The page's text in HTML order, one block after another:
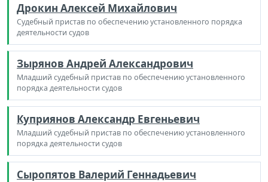
Дрокин Алексей Михайлович
Судебный пристав по обеспечению установленного порядка
деятельности судов
Зырянов Андрей Александрович
Младший судебный пристав по обеспечению установленного
порядка деятельности судов
Куприянов Александр Евгеньевич
Младший судебный пристав по обеспечению установленного
порядка деятельности судов
Сыропятов Валерий Геннадьевич